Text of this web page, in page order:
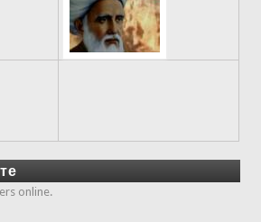
online.